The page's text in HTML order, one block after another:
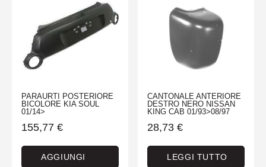
PARAURTI POSTERIORE
BICOLORE KIA SOUL
01/14>
155,77 €
AGGIUNGI
CANTONALE ANTERIORE
DESTRO NERO NISSAN
KING CAB 01/93>08/97
28,73 €
LEGGI TUTTO